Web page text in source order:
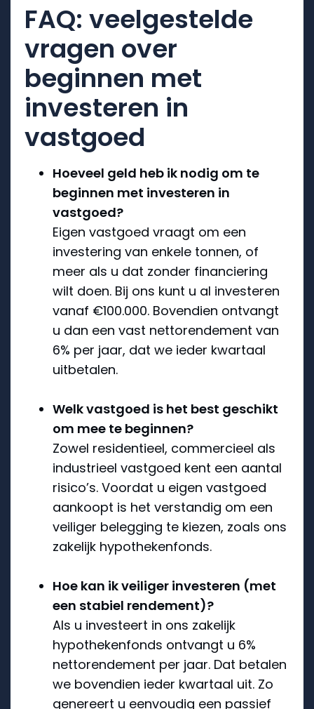
FAQ: veelgestelde
vragen over
beginnen met
investeren in
vastgoed
Hoeveel geld heb ik nodig om te
beginnen met investeren in
vastgoed?
Eigen vastgoed vraagt om een
investering van enkele tonnen, of
meer als u dat zonder financiering
wilt doen. Bij ons kunt u al investeren
vanaf €100.000. Bovendien ontvangt
u dan een vast nettorendement van
6% per jaar, dat we ieder kwartaal
uitbetalen.
Welk vastgoed is het best geschikt
om mee te beginnen?
Zowel residentieel, commercieel als
industrieel vastgoed kent een aantal
risico’s. Voordat u eigen vastgoed
aankoopt is het verstandig om een
veiliger belegging te kiezen, zoals ons
zakelijk hypothekenfonds.
Hoe kan ik veiliger investeren (met
een stabiel rendement)?
Als u investeert in ons zakelijk
hypothekenfonds ontvangt u 6%
nettorendement per jaar. Dat betalen
we bovendien ieder kwartaal uit. Zo
genereert u eenvoudig een passief